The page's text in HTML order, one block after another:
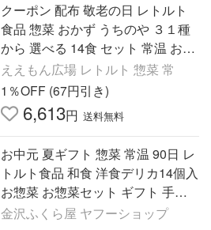
クーポン 配布 敬老の日 レトルト
食品 惣菜 おかず うちのや ３１種
から 選べる 14食 セット 常温 お惣
菜 肉 魚 野菜 保存食 レンジ 2026
内祝い お礼 ギフト
ええもん広場 レトルト 惣菜 常
1％OFF (67円引き)
6,613円 送料無料
お中元 夏ギフト 惣菜 常温 90日 レ
トルト食品 和食 洋食デリカ14個入
お惣菜 お惣菜セット ギフト 手土
産 日持ち おつまみ おかず レトル
金沢ふくら屋 ヤフーショップ